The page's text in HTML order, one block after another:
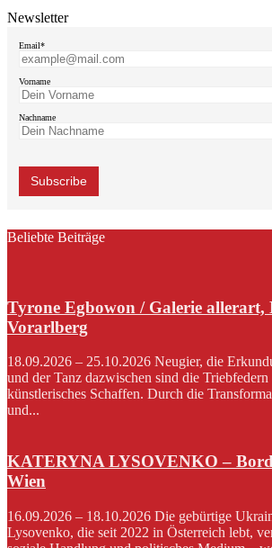
Newsletter
Email*
Vorname
Nachname
Beliebte Beiträge
Tyrone Egbowon / Galerie allerart,
Vorarlberg
18.09.2026 – 25.10.2026 Neugier, die
und der Tanz dazwischen sind die
künstlerisches Schaffen. Durch die
und...
KATERYNA LYSOVENKO –
Wien
16.09.2026 – 18.10.2026 Die gebürtige
Lysovenko, die seit 2022 in Österreich lebt,